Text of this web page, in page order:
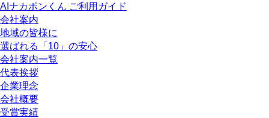
AIナカポンくん ご利用ガイド
会社案内
地域の皆様に
選ばれる「10」の安心
会社案内一覧
代表挨拶
企業理念
会社概要
受賞実績